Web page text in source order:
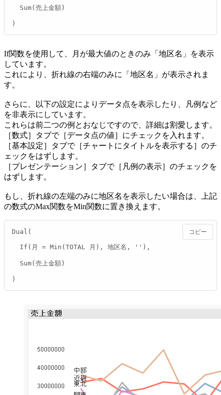
  Sum(売上金額)
)
If関数を使用して、月が最大値のときのみ「地区名」を表示
しています。
これにより、折れ線の右端のみに「地区名」が表示されま
す。
さらに、以下の設定によりデータ点を表示したり、凡例など
を非表示にしています。
これらは前二つの例とおなじですので、詳細は割愛します。
［数式］タブで［データ点の値］にチェックを入れます。
［基本設定］タブで［チャートにタイトルを表示する］のチ
ェックをはずします。
［プレゼンテーション］タブで［凡例の表示］のチェックを
はずします。
もし、折れ線の左端のみに地区名を表示したい場合は、上記
の数式のMax関数をMin関数に置き換えます。
Dual(
  If(月 = Min(TOTAL 月), 地区名, ''),
  Sum(売上金額)
)
コピー